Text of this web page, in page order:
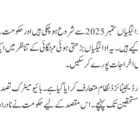
فی گھرانہ مختص کیے ہیں۔ یہ ادائیگیاں بڑھتی ہوئی مہنگائی
اخراجات پورے کر سکیں۔
نظام متعارف کرایا گیا ہے۔ بائیو میٹرک
تک پہنچے۔ اس مقصد کے لیے حکومت نے نادرا،